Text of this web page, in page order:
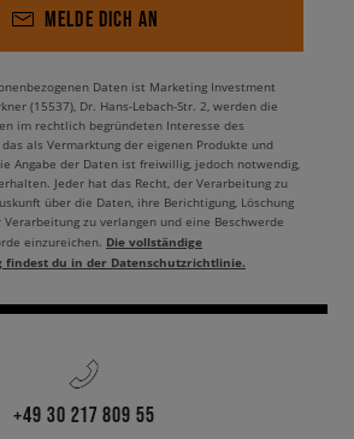
MELDE DICH AN
Daten ist Marketing Investment
(15537), Dr. Hans-Lebach-Str. 2, werden die
im rechtlich begründeten Interesse des
als Vermarktung der eigenen Produkte und
Angabe der Daten ist freiwillig, jedoch notwendig,
Jeder hat das Recht, der Verarbeitung zu
über die Daten, ihre Berichtigung, Löschung
zu verlangen und eine Beschwerde
einzureichen. Die vollständige
findest du in der Datenschutzrichtlinie.
+49 30 217 809 55